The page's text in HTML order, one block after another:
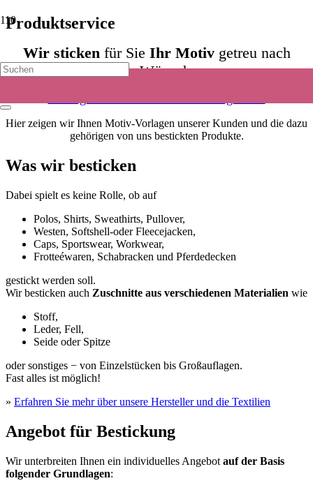
Produktservice
Wir sticken für Sie Ihr Motivgetreu nach
Ihren Wünschen.
Hier zeigen wir Ihnen Motiv-Vorlagen unserer Kunden und die dazu
gehörigen von uns bestickten Produkte.
Was wir besticken
Dabei spielt es keine Rolle, ob auf
Polos, Shirts, Sweathirts, Pullover,
Westen, Softshell-oder Fleecejacken,
Caps, Sportswear, Workwear,
Frotteéwaren, Schabracken und Pferdedecken
gestickt werden soll.
Wir besticken auch Zuschnitte aus verschiedenen Materialien wie
Stoff,
Leder, Fell,
Seide oder Spitze
oder sonstiges − von Einzelstücken bis Großauflagen.
Fast alles ist möglich!
» Erfahren Sie mehr über unsere Hersteller und die Textilien
Angebot für Bestickung
Wir unterbreiten Ihnen ein individuelles Angebot auf der Basis
folgender Grundlagen: